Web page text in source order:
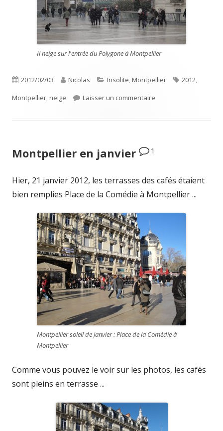
Il neige sur l'entrée du Polygone à Montpellier
Publié
le
2012/02/03 Auteur
Nicolas Catégories
Insolite,Montpellier Étiquettes
2012,
Montpellier,neige Laisser un commentaire
Montpellier en janvier 1
Hier, 21 janvier 2012, les terrasses des cafés étaient
bien remplies Place de la Comédie à Montpellier ...
Montpellier soleil de janvier : Place de la Comédie à
Montpellier
Comme vous pouvez le voir sur les photos, les cafés
sont pleins en terrasse ...